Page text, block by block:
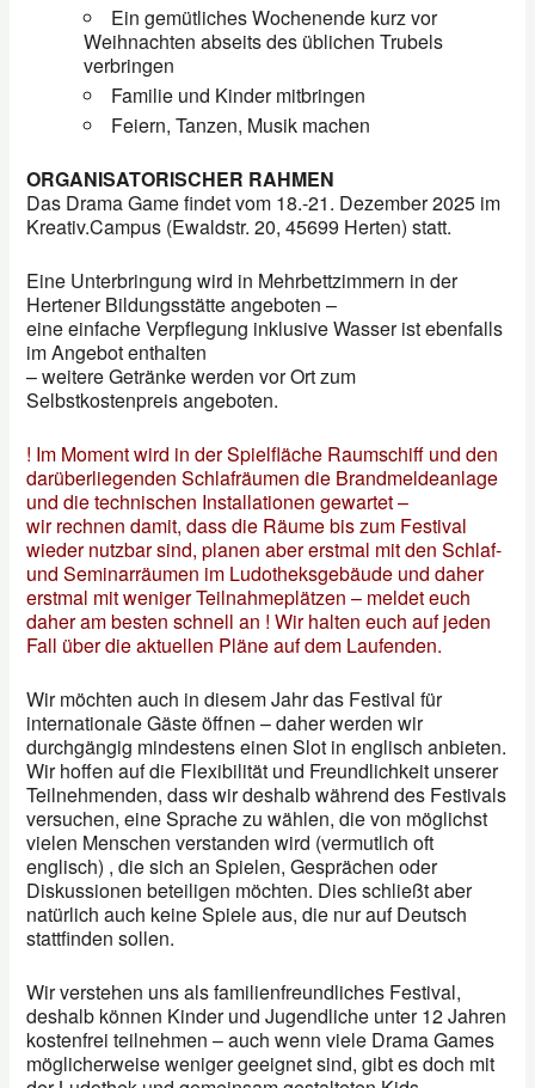
Ein gemütliches Wochenende kurz vor
Weihnachten abseits des üblichen Trubels
verbringen
Familie und Kinder mitbringen
Feiern, Tanzen, Musik machen
ORGANISATORISCHER RAHMEN
Das Drama Game findet vom 18.-21. Dezember 2025 im
Kreativ.Campus (Ewaldstr. 20, 45699 Herten) statt.
Eine Unterbringung wird in Mehrbettzimmern in der
Hertener Bildungsstätte angeboten –
eine einfache Verpflegung inklusive Wasser ist ebenfalls
im Angebot enthalten
– weitere Getränke werden vor Ort zum
Selbstkostenpreis angeboten.
! Im Moment wird in der Spielfläche Raumschiff und den
darüberliegenden Schlafräumen die Brandmeldeanlage
und die technischen Installationen gewartet –
wir rechnen damit, dass die Räume bis zum Festival
wieder nutzbar sind, planen aber erstmal mit den Schlaf-
und Seminarräumen im Ludotheksgebäude und daher
erstmal mit weniger Teilnahmeplätzen – meldet euch
daher am besten schnell an ! Wir halten euch auf jeden
Fall über die aktuellen Pläne auf dem Laufenden.
Wir möchten auch in diesem Jahr das Festival für
internationale Gäste öffnen – daher werden wir
durchgängig mindestens einen Slot in englisch anbieten.
Wir hoffen auf die Flexibilität und Freundlichkeit unserer
Teilnehmenden, dass wir deshalb während des Festivals
versuchen, eine Sprache zu wählen, die von möglichst
vielen Menschen verstanden wird (vermutlich oft
englisch) , die sich an Spielen, Gesprächen oder
Diskussionen beteiligen möchten. Dies schließt aber
natürlich auch keine Spiele aus, die nur auf Deutsch
stattfinden sollen.
Wir verstehen uns als familienfreundliches Festival,
deshalb können Kinder und Jugendliche unter 12 Jahren
kostenfrei teilnehmen – auch wenn viele Drama Games
möglicherweise weniger geeignet sind, gibt es doch mit